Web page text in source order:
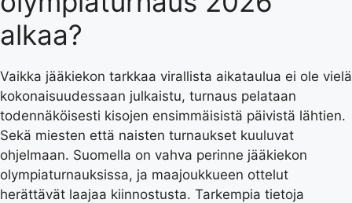
alkaa?
Vaikka jääkiekon tarkkaa virallista aikataulua ei ole vielä
kokonaisuudessaan julkaistu, turnaus pelataan
todennäköisesti kisojen ensimmäisistä päivistä lähtien.
Sekä miesten että naisten turnaukset kuuluvat
ohjelmaan. Suomella on vahva perinne jääkiekon
olympiaturnauksissa, ja maajoukkueen ottelut
herättävät laajaa kiinnostusta. Tarkempia tietoja